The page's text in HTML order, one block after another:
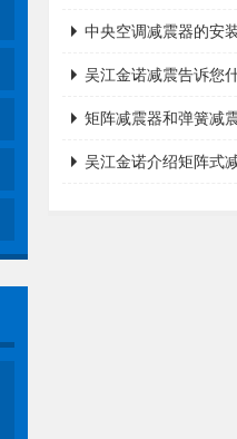
中央空调减震器的安
吴江金诺减震告诉您
矩阵减震器和弹簧减
吴江金诺介绍矩阵式